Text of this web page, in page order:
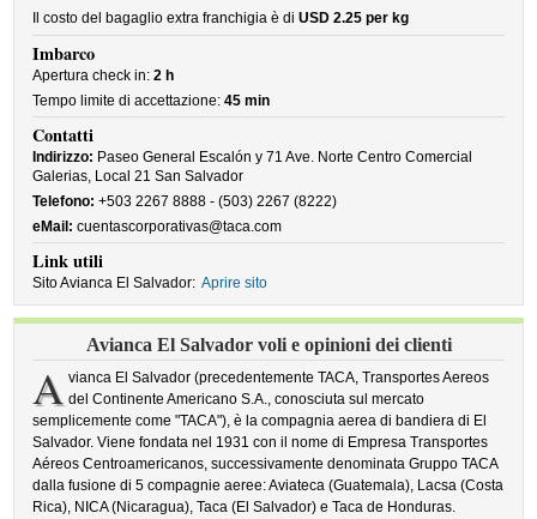
Il costo del bagaglio extra franchigia è diUSD 2.25 per kg
Imbarco
Apertura check in:2 h
Tempo limite di accettazione:45 min
Contatti
Indirizzo: Paseo General Escalón y 71 Ave. Norte Centro Comercial
Galerias, Local 21 San Salvador
Telefono: +503 2267 8888 - (503) 2267 (8222)
eMail: cuentascorporativas@taca.com
Link utili
Sito Avianca El Salvador: Aprire sito
Avianca El Salvador voli e opinioni dei clienti
A vianca El Salvador (precedentemente TACA, Transportes Aereos
del Continente Americano S.A., conosciuta sul mercato
semplicemente come "TACA"), è la compagnia aerea di bandiera di El
Salvador. Viene fondata nel 1931 con il nome di Empresa Transportes
Aéreos Centroamericanos, successivamente denominata Gruppo TACA
dalla fusione di 5 compagnie aeree: Aviateca (Guatemala), Lacsa (Costa
Rica), NICA (Nicaragua), Taca (El Salvador) e Taca de Honduras.